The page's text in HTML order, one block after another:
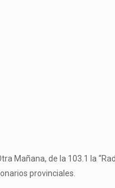
Mañana, de la 103.1 la
provinciales.